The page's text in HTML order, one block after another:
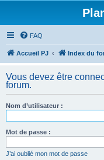
FAQ
Accueil PJ Index du
Vous devez être
forum.
Nom d’utilisateur :
Mot de passe :
J’ai oublié mon mot de passe